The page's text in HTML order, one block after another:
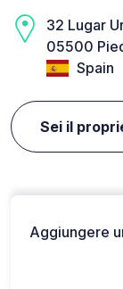
32 Lugar
05500
Spain
Sei il
Aggiungere